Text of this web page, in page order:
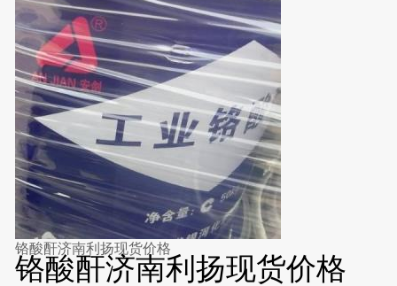
铬酸酐济南利扬现货价格
铬酸酐济南利扬现货价格